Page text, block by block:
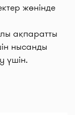
жөнінде
ақпаратты
нысанды
үшін.